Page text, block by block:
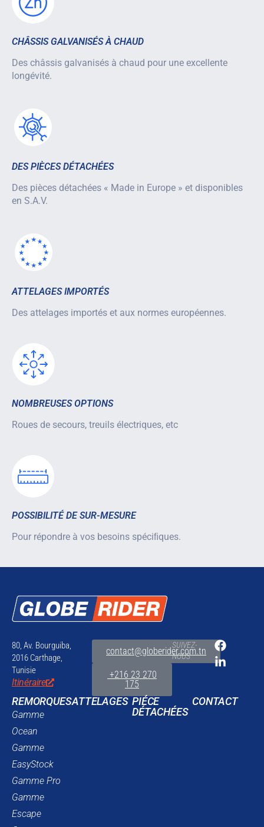
CHÂSSIS GALVANISÉS À CHAUD
Des châssis galvanisés à chaud pour une excellente
longévité.
DES PIÈCES DÉTACHÉES
Des pièces détachées « Made in Europe » et disponibles
en S.A.V.
ATTELAGES IMPORTÉS
Des attelages importés et aux normes européennes.
NOMBREUSES OPTIONS
Roues de secours, treuils électriques, etc
POSSIBILITÉ DE SUR-MESURE
Pour répondre à vos besoins spéciﬁques.
80, Av. Bourguiba,
2016 Carthage,
Tunisie
Itinéraire
contact@globerider.com.tn
+216 23 270
175
SUIVEZ-
NOUS
REMORQUES
Gamme
Ocean
Gamme
EasyStock
Gamme Pro
Gamme
Escape
ATTELAGES PIÉCE
DÉTACHÉES
CONTACT